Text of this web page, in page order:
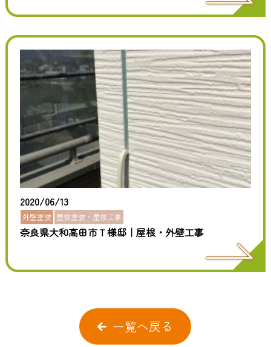
2020/06/13
外壁塗装 屋根塗装・屋根工事
奈良県大和高田市Ｔ様邸｜屋根・外壁工事
一覧へ戻る